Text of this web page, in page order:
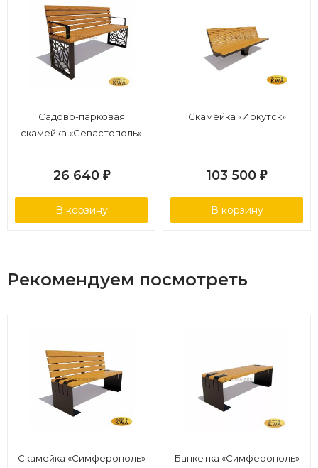
Садово-парковая
скамейка «Севастополь»
26 640 ₽
В корзину
Скамейка «Иркутск»
103 500 ₽
В корзину
Рекомендуем посмотреть
Скамейка «Симферополь»
Банкетка «Симферополь»